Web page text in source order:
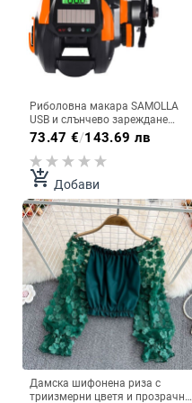
Риболовна макара SAMOLLA
USB и слънчево зареждане
Електронен Led екран за
хвърляне на примамка 7.2:1
Водоустойчиво соленоводно
лято барабанно колело
73.47 €/143.69 лв
add_shopping_cart Добави
Дамска шифонена риза с
триизмерни цветя и прозрачна